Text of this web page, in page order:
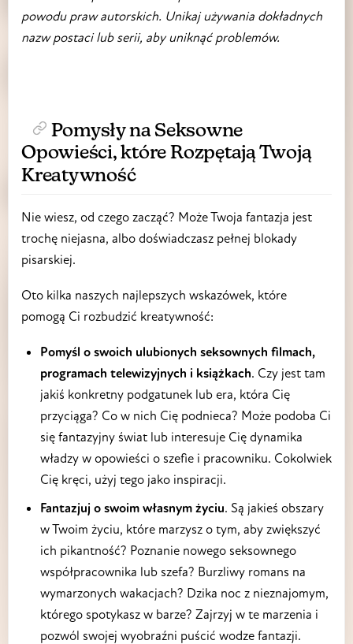
powodu praw autorskich. Unikaj używania dokładnych
nazw postaci lub serii, aby uniknąć problemów.
Pomysły na Seksowne
Opowieści, które Rozpętają Twoją
Kreatywność
Nie wiesz, od czego zacząć? Może Twoja fantazja jest
trochę niejasna, albo doświadczasz pełnej blokady
pisarskiej.
Oto kilka naszych najlepszych wskazówek, które
pomogą Ci rozbudzić kreatywność:
Pomyśl o swoich ulubionych seksownych filmach,
programach telewizyjnych i książkach. Czy jest tam
jakiś konkretny podgatunek lub era, która Cię
przyciąga? Co w nich Cię podnieca? Może podoba Ci
się fantazyjny świat lub interesuje Cię dynamika
władzy w opowieści o szefie i pracowniku. Cokolwiek
Cię kręci, użyj tego jako inspiracji.
Fantazjuj o swoim własnym życiu. Są jakieś obszary
w Twoim życiu, które marzysz o tym, aby zwiększyć
ich pikantność? Poznanie nowego seksownego
współpracownika lub szefa? Burzliwy romans na
wymarzonych wakacjach? Dzika noc z nieznajomym,
którego spotykasz w barze? Zajrzyj w te marzenia i
pozwól swojej wyobraźni puścić wodze fantazji.